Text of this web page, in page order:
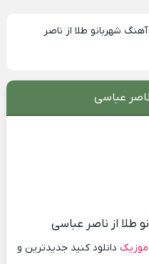
آهنگ شهربانو طلا از ناصر
ناصر عباسی
طلا از ناصر عباسی
موزیک دانلود کنید جدیدترین و